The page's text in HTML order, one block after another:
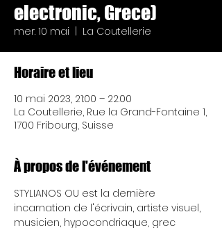
electronic, Grece)
mer. 10 mai La Coutellerie
Horaire et lieu
10 mai 2023, 21:00 – 22:00
La Coutellerie, Rue la Grand-Fontaine 1,
1700 Fribourg, Suisse
À propos de l'événement
STYLIANOS OU est la dernière
incarnation de l'écrivain, artiste visuel,
musicien, hypocondriaque, grec